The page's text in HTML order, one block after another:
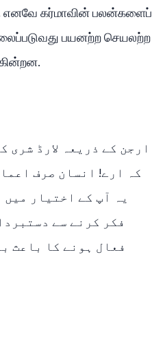
எனவே கர்மாவின் பலன்களைப்
பயனற்ற செயலற்ற
کہ ارے! انسان صرف
یہ آپ کے اختیار
فکر کرنے سے
فعال ہونے کا باعث